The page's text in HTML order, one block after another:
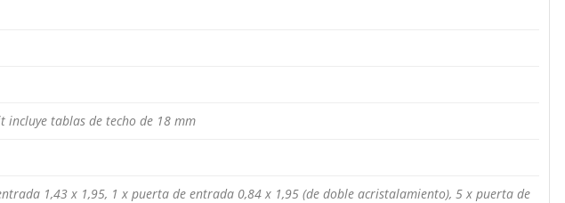
incluye tablas de techo de 18 mm
1,43 x 1,95, 1 x puerta de entrada 0,84 x 1,95 (de doble acristalamiento), 5 x puerta de